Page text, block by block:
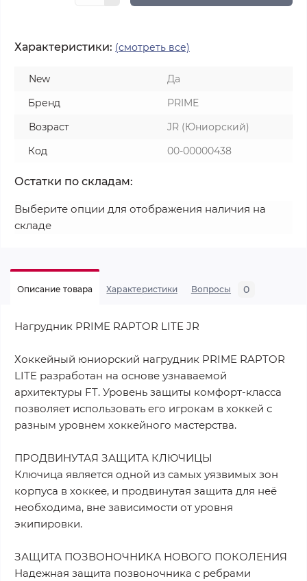
Характеристики: (смотреть все)
New
Да
Бренд
PRIME
Возраст
JR (Юниорский)
Код
00-00000438
Остатки по складам:
Выберите опции для отображения наличия на
складе
Описание товара Характеристики Вопросы 0
Нагрудник PRIME RAPTOR LITE JR
Хоккейный юниорский нагрудник PRIME RAPTOR
LITE разработан на основе узнаваемой
архитектуры FT. Уровень защиты комфорт-класса
позволяет использовать его игрокам в хоккей с
разным уровнем хоккейного мастерства.
ПРОДВИНУТАЯ ЗАЩИТА КЛЮЧИЦЫ
Ключица является одной из самых уязвимых зон
корпуса в хоккее, и продвинутая защита для неё
необходима, вне зависимости от уровня
экипировки.
ЗАЩИТА ПОЗВОНОЧНИКА НОВОГО ПОКОЛЕНИЯ
Надежная защита позвоночника с ребрами